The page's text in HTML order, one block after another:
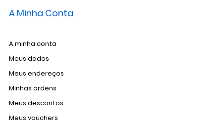
A Minha Conta
A minha conta
Meus dados
Meus endereços
Minhas ordens
Meus descontos
Meus vouchers